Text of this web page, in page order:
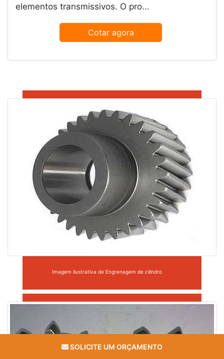
elementos transmissivos. O pro...
Cotar agora
Imagem ilustrativa de Engrenagem de cilindro
SOLICITE UM ORÇAMENTO